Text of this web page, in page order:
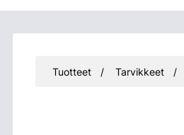
Tuotteet Tarvikkeet